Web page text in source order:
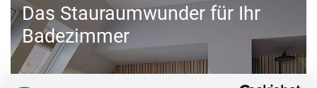
Das Stauraumwunder für Ihr
Badezimmer